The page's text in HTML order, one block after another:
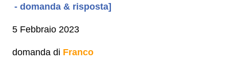
- domanda & risposta]
5 Febbraio 2023
domanda di Franco